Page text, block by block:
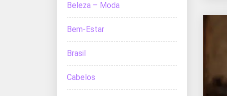
Beleza – Moda
Bem-Estar
Brasil
Cabelos